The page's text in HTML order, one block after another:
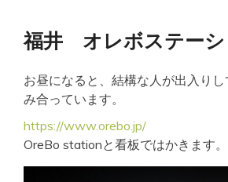
福井 オレボステーシ
お昼になると、結構な人が出入り
み合っています。
https://www.orebo.jp/
OreBo stationと看板ではかきます。